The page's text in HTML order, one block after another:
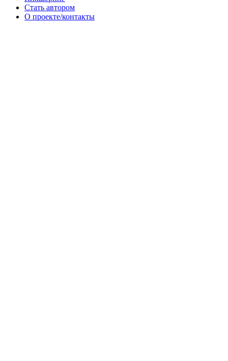
Стать автором
О проекте/контакты